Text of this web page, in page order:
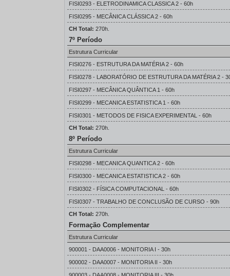
FISI0293 - ELETRODINAMICA CLASSICA 2 - 60h
FISI0295 - MECÂNICA CLÁSSICA 2 - 60h
CH Total: 270h.
7º Período
Estrutura Curricular
FISI0276 - ESTRUTURA DA MATÉRIA 2 - 60h
FISI0278 - LABORATÓRIO DE ESTRUTURA DA MATÉRIA 2 -
FISI0297 - MECÂNICA QUÂNTICA 1 - 60h
FISI0299 - MECANICA ESTATISTICA 1 - 60h
FISI0301 - METODOS DE FISICA EXPERIMENTAL - 60h
CH Total: 270h.
8º Período
Estrutura Curricular
FISI0298 - MECANICA QUANTICA 2 - 60h
FISI0300 - MECANICA ESTATISTICA 2 - 60h
FISI0302 - FÍSICA COMPUTACIONAL - 60h
FISI0307 - TRABALHO DE CONCLUSÃO DE CURSO - 90h
CH Total: 270h.
Formação Complementar
Estrutura Curricular
900001 - DAA0006 - MONITORIA I - 30h
900002 - DAA0007 - MONITORIA II - 30h